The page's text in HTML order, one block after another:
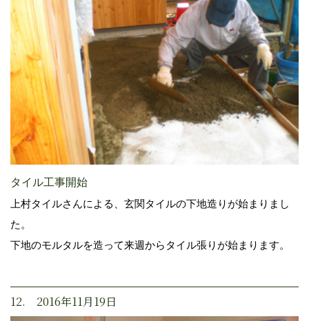
タイル工事開始
上村タイルさんによる、玄関タイルの下地造りが始まりまし
た。
下地のモルタルを造って来週からタイル張りが始まります。
12. 2016年11月19日